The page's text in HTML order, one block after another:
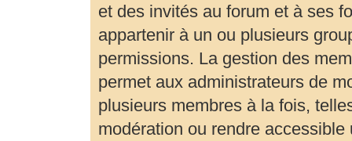
et des invités au forum et à ses
appartenir à un ou plusieurs
permissions. La gestion des
permet aux administrateurs de
plusieurs membres à la fois,
modération ou rendre accessible